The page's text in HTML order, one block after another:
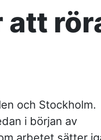
AKTUELLT
komplexa?
— Partnering i
i produktion
KONTAKT
och Stockholm.
i början av